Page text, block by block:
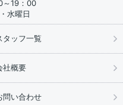
～19：00
水曜日
タッフ一覧
社概要
問い合わせ